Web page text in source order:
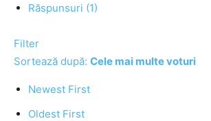
Răspunsuri (1)
Filter
Sortează după: Cele mai multe voturi
Newest First
Oldest First